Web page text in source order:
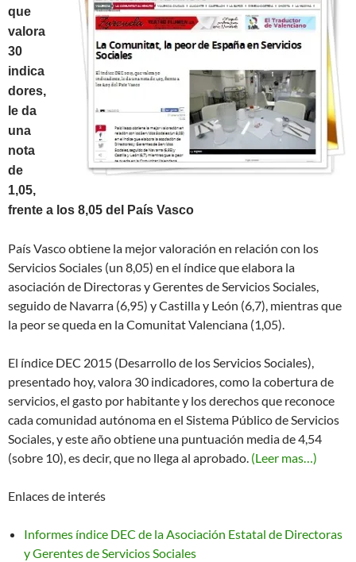
que
valora
30
indica
dores,
le da
una
nota
de
1,05,
frente a los 8,05 del País Vasco
País Vasco obtiene la mejor valoración en relación con los
Servicios Sociales (un 8,05) en el índice que elabora la
asociación de Directoras y Gerentes de Servicios Sociales,
seguido de Navarra (6,95) y Castilla y León (6,7), mientras que
la peor se queda en la Comunitat Valenciana (1,05).
El índice DEC 2015 (Desarrollo de los Servicios Sociales),
presentado hoy, valora 30 indicadores, como la cobertura de
servicios, el gasto por habitante y los derechos que reconoce
cada comunidad autónoma en el Sistema Público de Servicios
Sociales, y este año obtiene una puntuación media de 4,54
(sobre 10), es decir, que no llega al aprobado. (Leer mas…)
Enlaces de interés
Informes índice DEC de la Asociación Estatal de Directoras
y Gerentes de Servicios Sociales